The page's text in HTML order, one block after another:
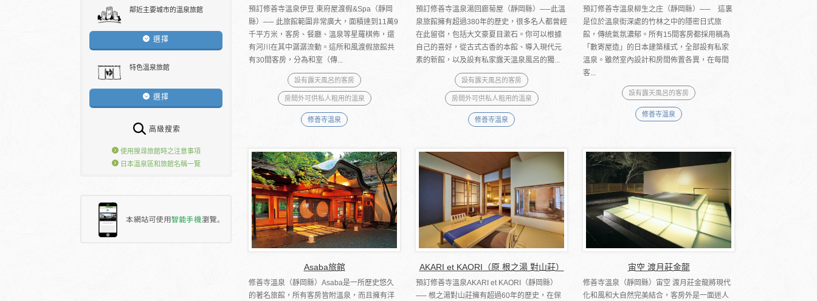
鄰近主要城市的溫泉旅館
選擇
特色溫泉旅館
選擇
高級搜索
使用搜尋旅館時之注意事項
日本溫泉區和旅館名稱一覽
預訂修善寺溫泉伊豆 東府屋渡假&Spa（靜岡
縣）── 此旅館範圍非常廣大，面積達到11萬9
千平方米，客房、餐廳、溫泉等星羅棋佈，還
有河川在其中潺潺流動。這所和風渡假旅館共
有30間客房，分為和室（傳...
設有露天風呂的客房
房間外可供私人租用的溫泉
修善寺溫泉
預訂修善寺溫泉湯回廊菊屋（靜岡縣）──此溫
泉旅館擁有超過380年的歷史，很多名人都曾經
在此留宿，包括大文豪夏目漱石。你可以根據
自己的喜好，從古式古香的本館、導入現代元
素的新館，以及設有私家露天溫泉風呂的獨...
設有露天風呂的客房
房間外可供私人租用的溫泉
修善寺溫泉
預訂修善寺溫泉柳生之庄（靜岡縣）── 這裏
是位於溫泉街深處的竹林之中的隱密日式旅
館，傳統氣氛濃郁。所有15間客房都採用稱為
「數寄屋造」的日本建築樣式，全部設有私家
溫泉。雖然室內設計和房間佈置各異，在每間
客...
設有露天風呂的客房
修善寺溫泉
Asaba旅館
修善寺溫泉（靜岡縣）Asaba是一所歷史悠久
的著名旅館，所有客房皆附溫泉，而且擁有洋
AKARI et KAORI（原 根之湯 對山莊）
預訂修善寺溫泉AKARI et KAORI（靜岡縣）
── 根之湯對山莊擁有超過60年的歷史，在保
宙空 渡月莊金龍
修善寺溫泉（靜岡縣）宙空 渡月莊金龍將現代
化和風和大自然完美結合，客房外是一面迷人